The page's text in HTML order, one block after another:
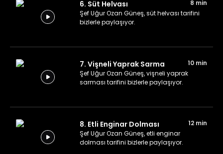
6. Süt Helvası
8 min
Şef Uğur Ozan Güneş, süt helvası tarifini
bizlerle paylaşıyor.
7. Vişneli Yaprak Sarma
10 min
Şef Uğur Ozan Güneş, vişneli yaprak
sarması tarifini bizlerle paylaşıyor.
8. Etli Enginar Dolması
12 min
Şef Uğur Ozan Güneş, etli enginar
dolması tarifini bizlerle paylaşıyor.